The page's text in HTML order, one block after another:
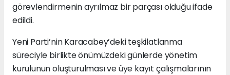
görevlendirmenin ayrılmaz bir parçası olduğu ifade
edildi.
Yeni Parti’nin Karacabey’deki teşkilatlanma
süreciyle birlikte önümüzdeki günlerde yönetim
kurulunun oluşturulması ve üye kayıt çalışmalarının